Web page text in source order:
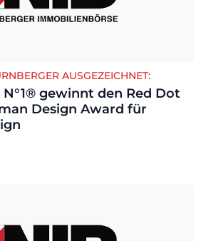
AUSGEZEICHNET:
gewinnt den Red Dot
Design Award für